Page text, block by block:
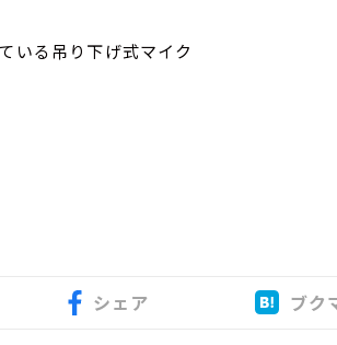
いる吊り下げ式マイク
シェア ブク